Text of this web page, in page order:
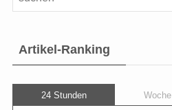
Artikel-Ranking
24 Stunden Woche